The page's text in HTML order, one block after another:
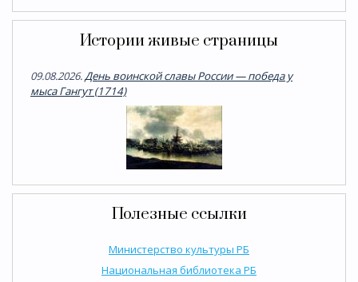
Истории живые страницы
09.08.2026.День воинской славы России — победа у
мыса Гангут (1714)
Полезные ссылки
Министерство культуры РБ
Национальная библиотека РБ